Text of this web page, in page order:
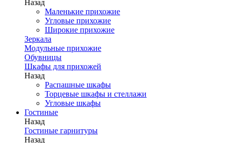
Назад
Маленькие прихожие
Угловые прихожие
Широкие прихожие
Зеркала
Модульные прихожие
Обувницы
Шкафы для прихожей
Назад
Распашные шкафы
Торцевые шкафы и стеллажи
Угловые шкафы
Гостиные
Назад
Гостиные гарнитуры
Назад